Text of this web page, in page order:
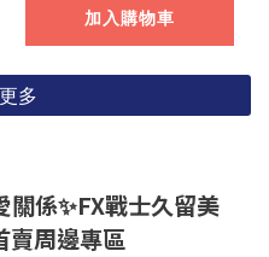
加入購物車
多
關係✨FX戰士久留美
周邊專區